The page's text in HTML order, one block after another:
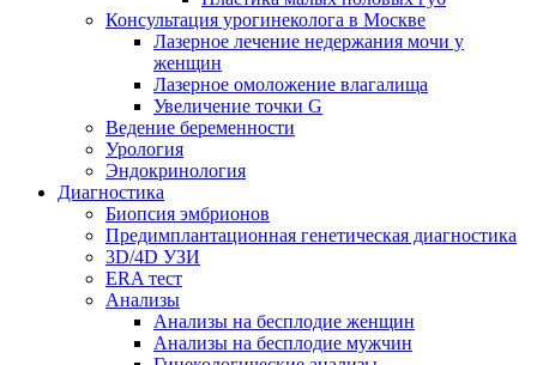
Консультация урогинеколога в Москве
Лазерное лечение недержания мочи у
женщин
Лазерное омоложение влагалища
Увеличение точки G
Ведение беременности
Урология
Эндокринология
Диагностика
Биопсия эмбрионов
Предимплантационная генетическая диагностика
3D/4D УЗИ
ERA тест
Анализы
Анализы на бесплодие женщин
Анализы на бесплодие мужчин